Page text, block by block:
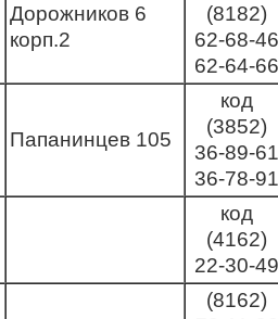
Дорожников 6
корп.2
(8182)
62-68-46
62-64-66
Папанинцев 105
код
(3852)
36-89-61
36-78-91
код
(4162)
22-30-49
(8162)